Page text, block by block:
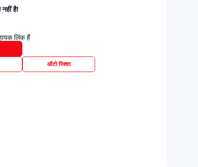
है!
लिंक हैं
ऑटो रिक्शा